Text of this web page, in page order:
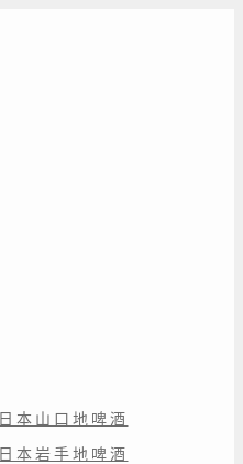
日本山口地啤酒
日本岩手地啤酒